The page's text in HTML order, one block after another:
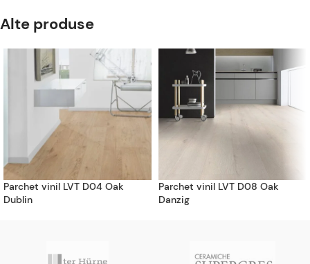
Alte produse
Parchet vinil LVT D04 Oak
Dublin
Parchet vinil LVT D08 Oak
Danzig